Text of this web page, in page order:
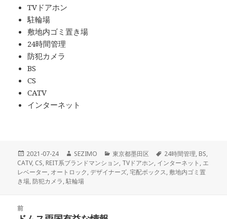
TVドアホン
駐輪場
敷地内ゴミ置き場
24時間管理
防犯カメラ
BS
CS
CATV
インターネット
投
稿
日:
2021-07-24
作
成
者
SEZIMO
カ
テ
ゴ
東京都墨田区
タ
グ
24時間管理, BS,
CATV, CS, REIT系ブランドマンション, TVドアホン, インターネット , エ
レベーター, オートロック,デザイナーズ,宅配ボックス, 敷地内ゴミ置
き場,防犯カメラ,駐輪場
前